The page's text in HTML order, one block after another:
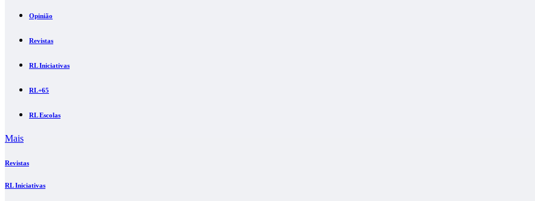
Opinião
Revistas
RL Iniciativas
RL+65
RL Escolas
Mais
Revistas
RL Iniciativas